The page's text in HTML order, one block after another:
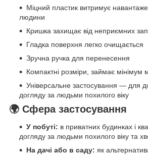
Міцний пластик витримує
людини
Кришка захищає від неприємних
Гладка поверхня легко очищається
Зручна ручка для перенесення
Компактні розміри, займає мінімум
Універсальне застосування — для
догляду за людьми похилого віку
🌍 Сфера застосування
У побуті: в приватних будинках і
догляду за людьми похилого віку та
На дачі або в саду: як